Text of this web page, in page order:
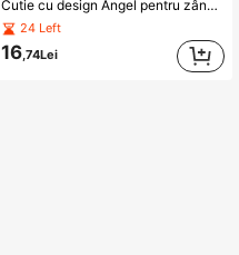
Cutie cu design Angel pentru zâna măseluțelor - Suport pentru dinți cadou pentru botez, ziua de naștere și nou-născut, funcțională, decorativă, cu litere, la modă, modernă, colorată, drăguță, casual, personalizabilă, personalizată, unică, potrivită pentru întoarcerea la școală pentru fiu sau fiică
24 Left
16,74Lei